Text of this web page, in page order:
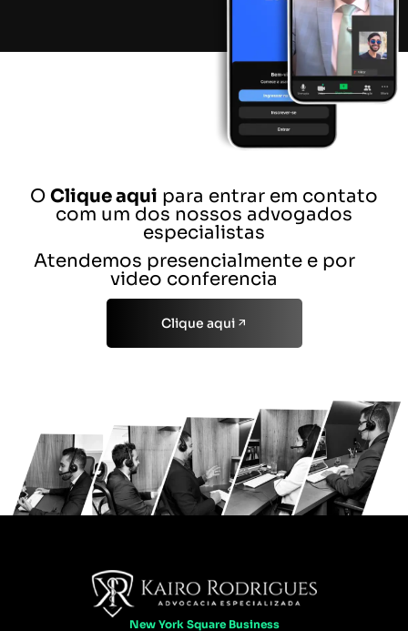
O Clique aqui para entrar em contato
com um dos nossos advogados
especialistas
Atendemos presencialmente e por
video conferencia
Clique aqui
New York Square Business